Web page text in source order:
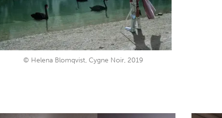
© Helena Blomqvist, Cygne Noir, 2019